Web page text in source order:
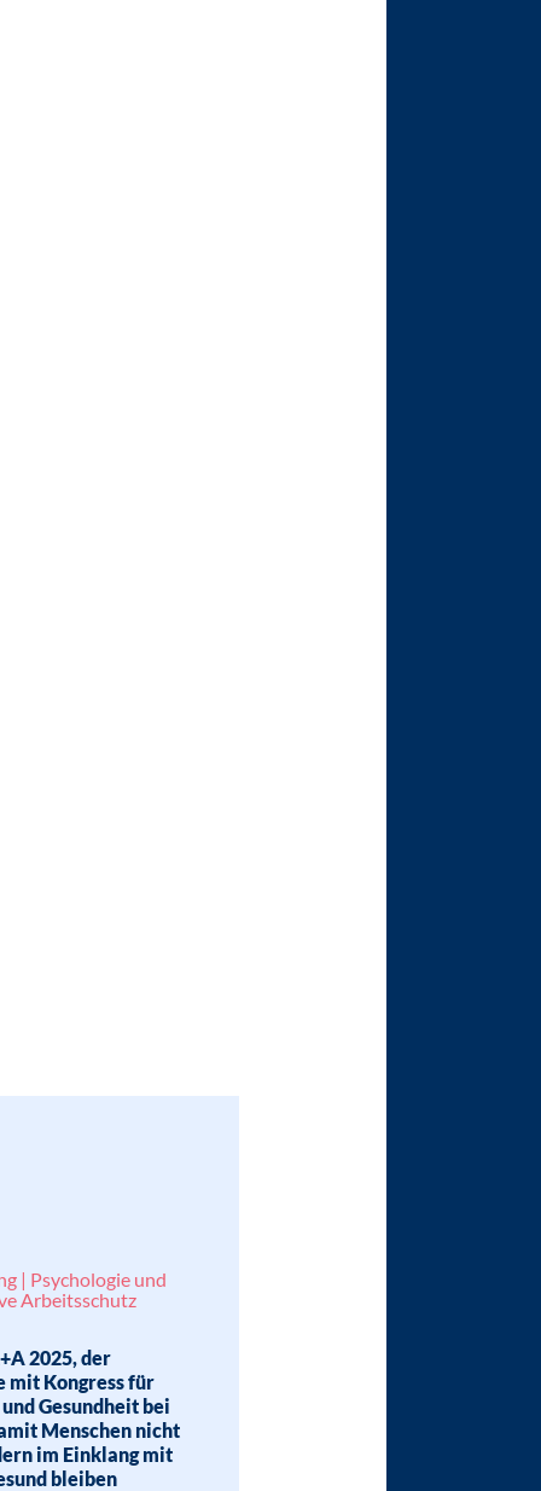
| Psychologie und
Arbeitsschutz
2025, der
mit Kongress für
Gesundheit bei
Menschen nicht
im Einklang mit
bleiben